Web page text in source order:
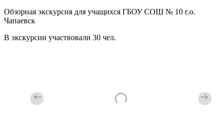
Обзорная экскурсия для учащихся ГБОУ СОШ № 10 г.о.
Чапаевск
В экскурсии участвовали 30 чел.